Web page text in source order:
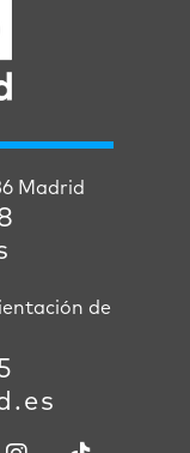
Madrid
de